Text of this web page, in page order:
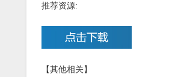
推荐资源:
【其他相关】